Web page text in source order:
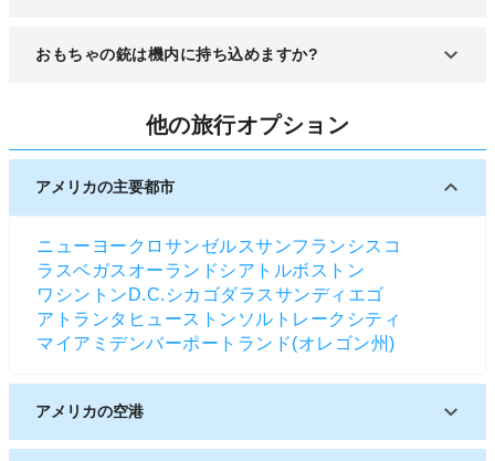
盲導犬、聴導犬、介助犬を除くペットは、専用のケ
おもちゃの銃は機内に持ち込めますか?
武器に見えるものは、おもちゃであっても機内に持
ち込むことは禁止されているので、受託手荷物とし
て利用される航空会社のチェックインカウンターで
預けてください。
他の旅行オプション
アメリカの主要都市
ニューヨーク ロサンゼルスサンフランシスコ
ラスベガス オーランド シアトルボストン
ワシントンD.C. シカゴダラスサンディエゴ
アトランタ ヒューストン ソルトレークシティ
マイアミ デンバーポートランド(オレゴン州)
アメリカの空港